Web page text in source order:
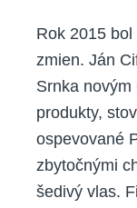
Rok 2015
zmien. Ján
Srnka
produkty,
ospevované
zbytočnými
šedivý vlas.